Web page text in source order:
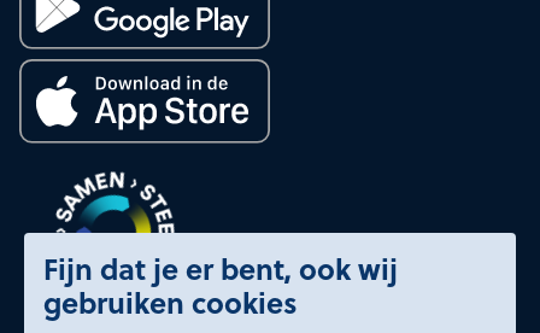
Fijn dat je er bent, ook wij
gebruiken cookies